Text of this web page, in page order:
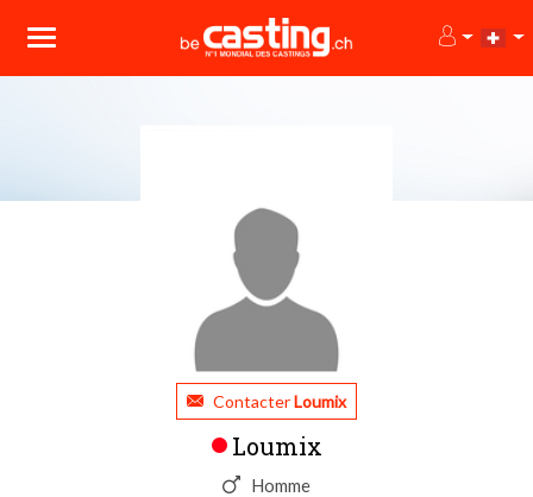
ContacterLoumix
Loumix
Homme